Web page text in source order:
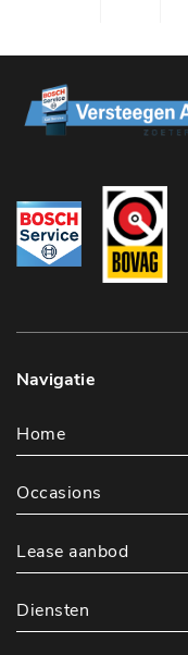
Navigatie
Home
Occasions
Lease aanbod
Diensten